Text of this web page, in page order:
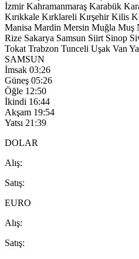
İzmir Kahramanmaraş Karabük
Kırıkkale Kırklareli Kırşehir Kilis
Manisa Mardin Mersin Muğla Muş
Rize Sakarya Samsun Siirt Sinop
Tokat Trabzon Tunceli Uşak Van
SAMSUN
İmsak 03:26
Güneş 05:26
Öğle 12:50
İkindi 16:44
Akşam 19:54
Yatsı 21:39
DOLAR
Alış:
Satış:
EURO
Alış:
Satış: